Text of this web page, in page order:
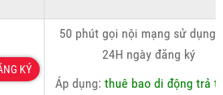
KÝ
50 phút gọi nội mạng sử dụng
24H ngày đăng ký
Áp dụng:thuê bao di động trả